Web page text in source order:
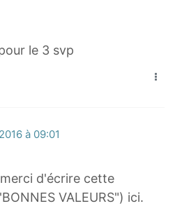
le 3 svp
à 09:01
d'écrire cette
VALEURS") ici.